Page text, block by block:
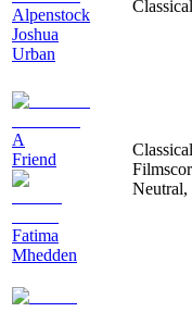
Alpenstock
Joshua
Urban
A
Friend
Fatima
Mhedden
Neutral,